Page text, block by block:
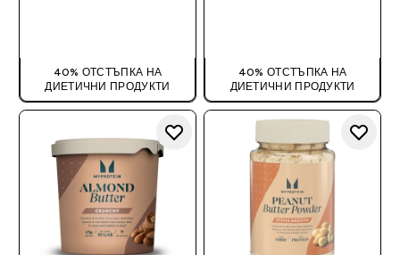
40% ОТСТЪПКА НА
ДИЕТИЧНИ ПРОДУКТИ
40% ОТСТЪПКА НА
ДИЕТИЧНИ ПРОДУКТИ